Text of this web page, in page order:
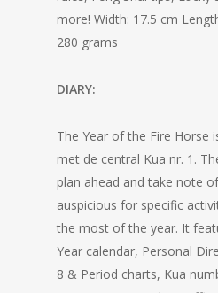
more! Width: 17.5 cm
280 grams
DIARY:
The Year of the Fire Horse
met de central Kua nr. 1.
plan ahead and take note
auspicious for specific
the most of the year. It
Year calendar, Personal
8 & Period charts, Kua